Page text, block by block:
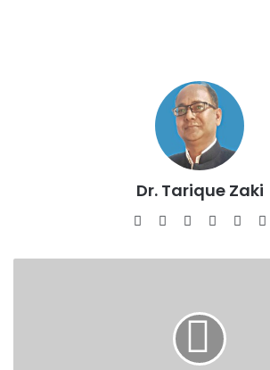
Dr. Tarique Zaki
WebsiteFacebook
X LinkedIn